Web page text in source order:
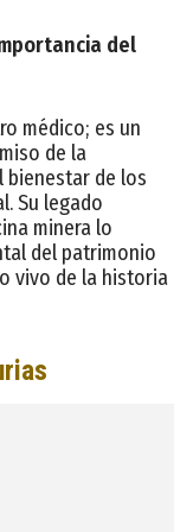
del
médico; es un
de la
bienestar de los
Su legado
minera lo
del patrimonio
vivo de la historia